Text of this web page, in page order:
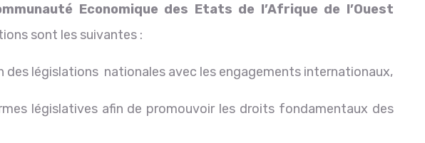
Economique des Etats de l’Afrique de l’Ouest
sont les suivantes :
législations nationales avec les engagements internationaux,
législatives afin de promouvoir les droits fondamentaux des